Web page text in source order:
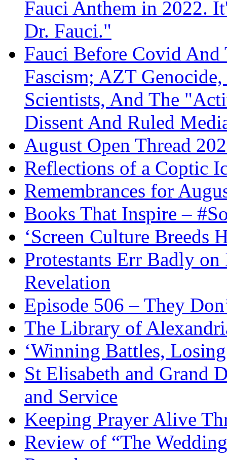
Fauci Anthem in 2022.
Dr. Fauci."
Fauci Before Covid
Fascism; AZT
Scientists, And The
Dissent And Ruled
August Open Thread
Reflections of a Coptic
Remembrances for
Books That Inspire –
‘Screen Culture Breeds
Protestants Err Badly
Revelation
Episode 506 – They
The Library of
‘Winning Battles, Losing
St Elisabeth and Grand
and Service
Keeping Prayer Alive
Review of “The